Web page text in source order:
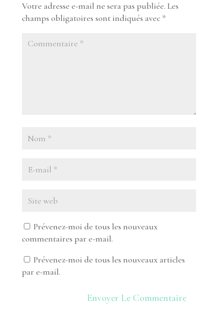
Votre adresse e-mail ne sera pas publiée. Les
champs obligatoires sont indiqués avec *
Prévenez-moi de tous les nouveaux
commentaires par e-mail.
Prévenez-moi de tous les nouveaux articles
par e-mail.